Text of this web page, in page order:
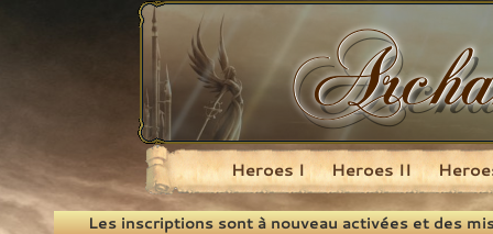
Recherche
Heroes I Heroes II
Les inscriptions sont à nouveau activées et des